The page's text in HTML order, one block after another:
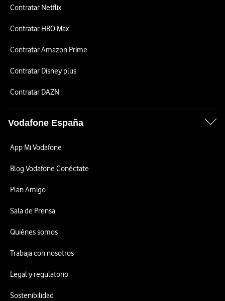
Contratar Netflix
Contratar HBO Max
Contratar Amazon Prime
Contratar Disney plus
Contratar DAZN
Vodafone España
App Mi Vodafone
Blog Vodafone Conéctate
Plan Amigo
Sala de Prensa
Quiénes somos
Trabaja con nosotros
Legal y regulatorio
Sostenibilidad